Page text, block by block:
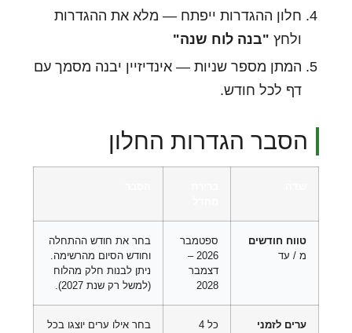
חלון ההגדרות ייפתח — מלא את ההגדרות
ולחץ "בנה לוח שנה"
המתן מספר שניות — אינדיזיין יבנה מסמך עם
דף לכל חודש.
הסבר הגדרות החלון
טווח חודשים
מ / עד
ספטמבר
2026 –
דצמבר
2028
בחר את חודש ההתחלה
וחודש הסיום מהרשימה.
ניתן לבנות חלק מהלוח
(למשל רק שנת 2027).
ערים לזמני
כל 4
בחר אילו ערים יוצגו בכל